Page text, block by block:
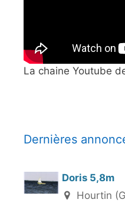
La chaine Youtube
Dernières
Doris 5,8m
Hourtin